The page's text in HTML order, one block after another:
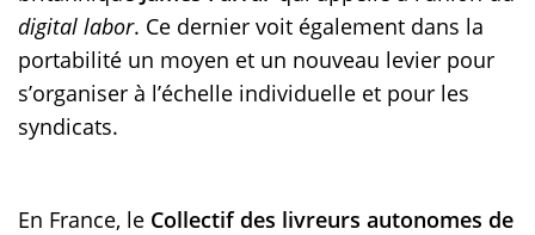
digital labor. Ce dernier voit également dans la
portabilité un moyen et un nouveau levier pour
s’organiser à l’échelle individuelle et pour les
syndicats.
En France, le Collectif des livreurs autonomes de